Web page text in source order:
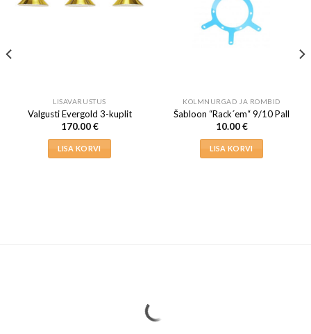
LISAVARUSTUS
Valgusti Evergold 3-kuplit
170.00€
LISA KORVI
KOLMNURGAD JA ROMBID
Šabloon “Rack´em“ 9/10 Pall
10.00€
LISA KORVI